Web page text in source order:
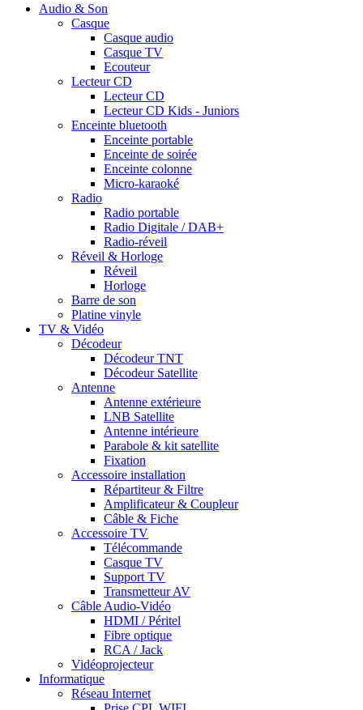
Audio & Son
Casque
Casque audio
Casque TV
Ecouteur
Lecteur CD
Lecteur CD
Lecteur CD Kids - Juniors
Enceinte bluetooth
Enceinte portable
Enceinte de soirée
Enceinte colonne
Micro-karaoké
Radio
Radio portable
Radio Digitale / DAB+
Radio-réveil
Réveil & Horloge
Réveil
Horloge
Barre de son
Platine vinyle
TV & Vidéo
Décodeur
Décodeur TNT
Décodeur Satellite
Antenne
Antenne extérieure
LNB Satellite
Antenne intérieure
Parabole & kit satellite
Fixation
Accessoire installation
Répartiteur & Filtre
Amplificateur & Coupleur
Câble & Fiche
Accessoire TV
Télécommande
Casque TV
Support TV
Transmetteur AV
Câble Audio-Vidéo
HDMI / Péritel
Fibre optique
RCA / Jack
Vidéoprojecteur
Informatique
Réseau Internet